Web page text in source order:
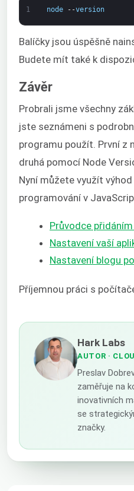
1 node --version
Balíčky jsou úspěšně
Budete mít také k
Závěr
Probrali jsme všechny
jste seznámeni s
programu použít. První z
druhá pomocí Node
Nyní můžete využít
programování v
Průvodce
Nastavení vaší
Nastavení blogu
Příjemnou práci s
Hark Labs
AUTOR ·
Preslav
zaměřuje na
inovativních
se
značky.